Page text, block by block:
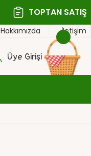
TOPTAN SATIŞ
Hakkımızda İletişim
Üye Girişi